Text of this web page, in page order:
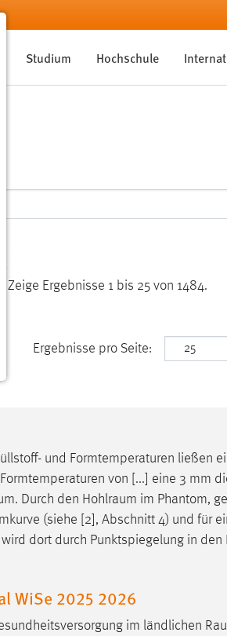
Studium Hochschule
Zeige Ergebnisse 1 bis 25 von 1484.
Ergebnisse pro Seite:
und Formtemperaturen ließen
von [...] eine 3 mm
. Durch den Hohlraum im Phantom,
(siehe [2], Abschnitt 4) und für
dort durch Punktspiegelung in den
WiSe 2025 2026
im ländlichen